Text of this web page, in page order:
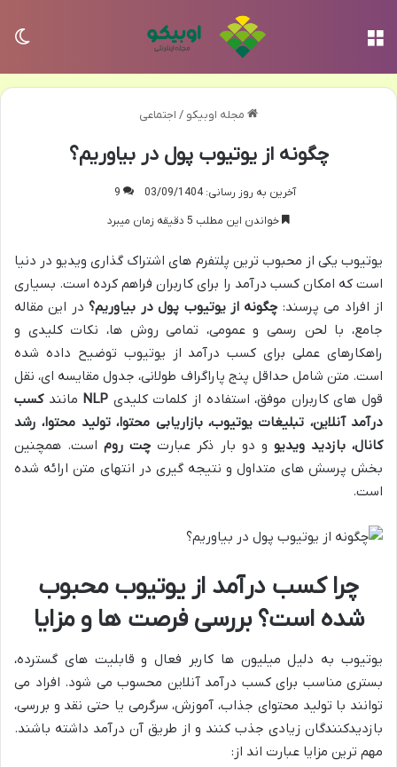
مجله اوبیکو / اجتماعی
چگونه از یوتیوب پول در بیاوریم؟
آخرین به روز رسانی: 03/09/1404
9
خواندن این مطلب 5 دقیقه زمان میبرد
یوتیوب یکی از محبوب ترین پلتفرم های اشتراک گذاری ویدیو در دنیا
است که امکان کسب درآمد را برای کاربران فراهم کرده است. بسیاری
از افراد می پرسند: چگونه از یوتیوب پول در بیاوریم؟در این مقاله
جامع، با لحن رسمی و عمومی، تمامی روش ها، نکات کلیدی و
راهکارهای عملی برای کسب درآمد از یوتیوب توضیح داده شده
است. متن شامل حداقل پنج پاراگراف طولانی، جدول مقایسه ای، نقل
قول های کاربران موفق، استفاده از کلمات کلیدی NLP مانندکسب
درآمد آنلاین، تبلیغات یوتیوب، بازاریابی محتوا، تولید محتوا، رشد
کانال، بازدید ویدیو و دو بار ذکر عبارت چت روماست. همچنین
بخش پرسش های متداول و نتیجه گیری در انتهای متن ارائه شده
است.
چرا کسب درآمد از یوتیوب محبوب
شده است؟ بررسی فرصت ها و مزایا
یوتیوب به دلیل میلیون ها کاربر فعال و قابلیت های گسترده،
بستری مناسب برای کسب درآمد آنلاین محسوب می شود. افراد می
توانند با تولید محتوای جذاب، آموزش، سرگرمی یا حتی نقد و بررسی،
بازدیدکنندگان زیادی جذب کنند و از طریق آن درآمد داشته باشند.
مهم ترین مزایا عبارت اند از: